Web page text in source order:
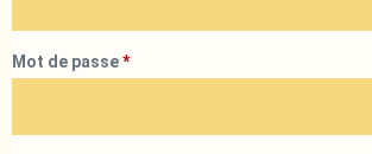
Mot de passe*